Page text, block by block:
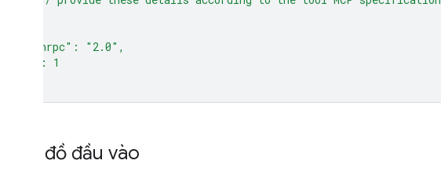
  "jsonrpc": "2.0",
  "id": 1
Giản đồ đầu vào